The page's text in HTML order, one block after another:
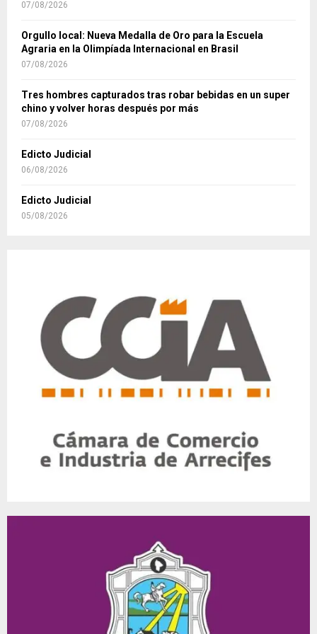
07/08/2026
Orgullo local: Nueva Medalla de Oro para la Escuela
Agraria en la Olimpíada Internacional en Brasil
07/08/2026
Tres hombres capturados tras robar bebidas en un super
chino y volver horas después por más
07/08/2026
Edicto Judicial
06/08/2026
Edicto Judicial
05/08/2026